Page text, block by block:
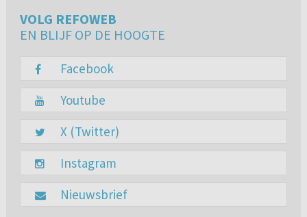
VOLG REFOWEB
EN BLIJF OP DE HOOGTE
Facebook
Youtube
X (Twitter)
Instagram
Nieuwsbrief